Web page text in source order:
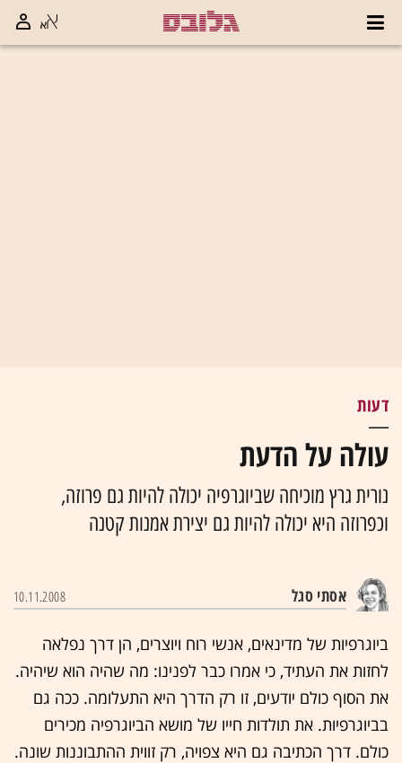
דעות
עולה על הדעת
נורית גרץ מוכיחה שביוגרפיה יכולה להיות גם פרוזה,
וכפרוזה היא יכולה להיות גם יצירת אמנות קטנה
אסתי סגל 10.11.2008
ביוגרפיות של מדינאים, אנשי רוח ויוצרים, הן דרך נפלאה
לחזות את העתיד, כי אמרו כבר לפנינו: מה שהיה הוא שיהיה.
את הסוף כולם יודעים, זו רק הדרך היא התעלומה. ככה גם
בביוגרפיות. את תולדות חייו של מושא הביוגרפיה מכירים
כולם. דרך הכתיבה גם היא צפויה, רק זווית ההתבוננות שונה.